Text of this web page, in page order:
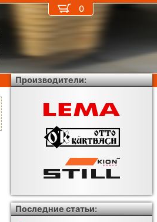
0
Производители:
Последние статьи: